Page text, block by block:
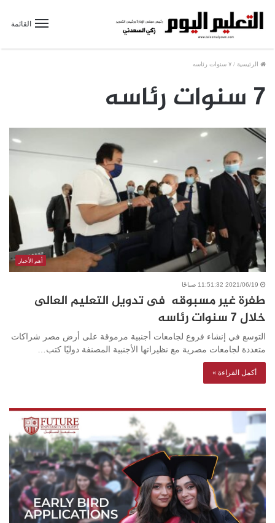
القائمة
الرئيسية / ٧ سنوات رئاسه
٧ سنوات رئاسه
أهم الأخبار
2021/06/19 11:51:32 صباحًا
طفرة غير مسبوقه فى تدويل التعليم العالى
خلال ٧ سنوات رئاسه
التوسع في إنشاء فروع لجامعات أجنبية مرموقة على أرض مصر شراكات
متعددة لجامعات مصرية مع نظيراتها الأجنبية المصنفة دوليًا كتب…
أكمل القراءة »